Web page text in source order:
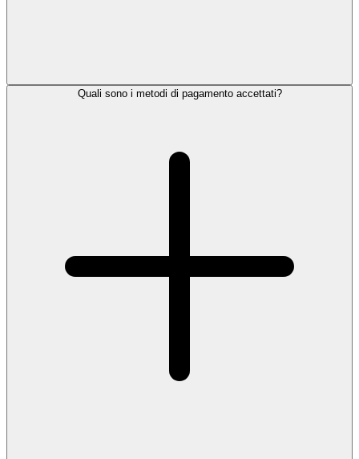
Quali sono i metodi di pagamento accettati?